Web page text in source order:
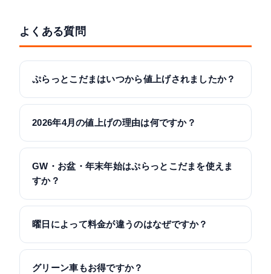
よくある質問
ぷらっとこだまはいつから値上げされましたか？
2026年4月の値上げの理由は何ですか？
GW・お盆・年末年始はぷらっとこだまを使えま
すか？
曜日によって料金が違うのはなぜですか？
グリーン車もお得ですか？